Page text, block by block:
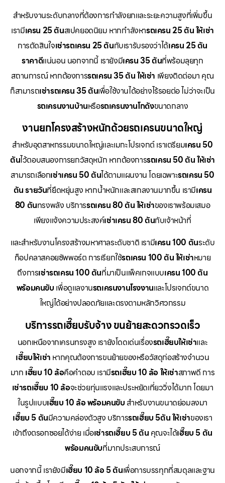
สำหรับงานระดับกลางที่ต้องการกำลังยกและระยะความสูงที่เพิ่มขึ้น
เรามีเครน 25 ตันสเปคยอดนิยม หากกำลังหารถเครน 25 ตัน ให้เช่า
การตัดสินใจเช่ารถเครน 25 ตันกับเรารับรองว่าได้เครน 25 ตัน
ราคาดีแน่นอน นอกจากนี้ เรายังมีเครน 35 ตันที่พร้อมลุยทุก
สถานการณ์ หากต้องการรถเครน 35 ตัน ให้เช่า เพียงติดต่อมา คุณ
ก็สามารถเช่ารถเครน 35 ตันเพื่อใช้งานได้อย่างไร้รอยต่อ ไม่ว่าจะเป็น
รถเครนงานบ้านหรือรถเครนงานโกดังขนาดกลาง
งานยกโครงสร้างหนักด้วยรถเครนขนาดใหญ่
สำหรับอุตสาหกรรมขนาดใหญ่และเมกะโปรเจกต์ เราเตรียมเครน 50
ตันไว้ตอบสนองการยกวัสดุหนัก หากต้องการรถเครน 50 ตัน ให้เช่า
สามารถเลือกเช่าเครน 50 ตันได้ตามแผนงาน โดยเฉพาะรถเครน 50
ตัน รายวันที่ยืดหยุ่นสูง หากน้ำหนักและสเกลงานมากขึ้น เรามีเครน
80 ตันทรงพลัง บริการรถเครน 80 ตัน ให้เช่าของเราพร้อมเสมอ
เพียงแจ้งความประสงค์เช่าเครน 80 ตันกับเจ้าหน้าที่
และสำหรับงานโครงสร้างมหาศาลระดับชาติ เรามีเครน 100 ตันระดับ
ท็อปคลาสคอยซัพพอร์ต การเรียกใช้รถเครน 100 ตัน ให้เช่าหมาย
ถึงการเช่ารถเครน 100 ตันที่มาเป็นแพ็คเกจแบบเครน 100 ตัน
พร้อมคนขับ เพื่อดูแลงานรถเครนงานโรงงานและโปรเจกต์ขนาด
ใหญ่ได้อย่างปลอดภัยและตรงตามหลักวิศวกรรม
บริการรถเฮี๊ยบรับจ้าง ขนย้ายสะดวกรวดเร็ว
นอกเหนือจากเครนทรงสูง เรายังโดดเด่นเรื่องรถเฮี๊ยบให้เช่าและ
เฮี๊ยบให้เช่า หากคุณต้องการขนย้ายของหรือวัสดุก่อสร้างจำนวน
มาก เฮี๊ยบ 10 ล้อคือคำตอบ เรามีรถเฮี๊ยบ 10 ล้อ ให้เช่าสภาพดี การ
เช่ารถเฮี๊ยบ 10 ล้อจะช่วยทุ่นแรงและประหยัดเที่ยววิ่งได้มาก โดยมา
ในรูปแบบเฮี๊ยบ 10 ล้อ พร้อมคนขับ สำหรับงานขนาดย่อมลงมา
เฮี๊ยบ 5 ตันมีความคล่องตัวสูง บริการรถเฮี๊ยบ 5ตัน ให้เช่าของเรา
เข้าถึงตรอกซอยได้ง่าย เมื่อเช่ารถเฮี๊ยบ 5 ตัน คุณจะได้เฮี๊ยบ 5 ตัน
พร้อมคนขับที่มากประสบการณ์
นอกจากนี้ เรายังมีเฮี๊ยบ 10 ล้อ 5 ตันเพื่อการบรรทุกที่สมดุลและฐาน